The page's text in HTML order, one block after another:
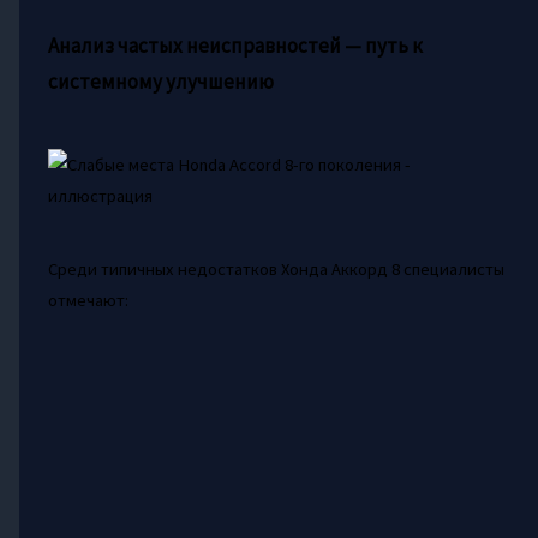
Анализ частых неисправностей — путь к
системному улучшению
Среди типичных недостатков Хонда Аккорд 8 специалисты
отмечают: